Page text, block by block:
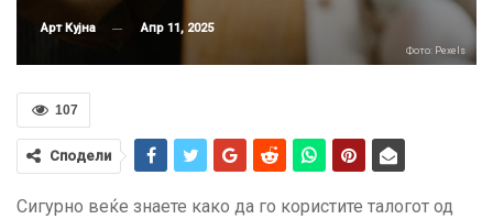
Арт Кујна Апр 11, 2025
Фото: Pexels
107
Сподели
Сигурно веќе знаете како да го користите талогот од